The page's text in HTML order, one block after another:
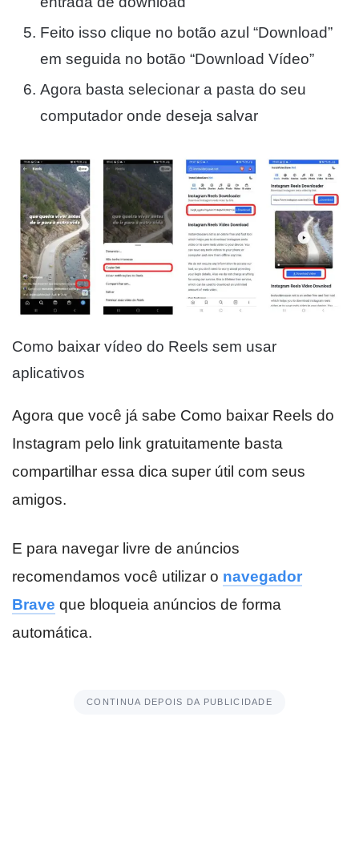
Feito isso clique no botão azul “Download”
em seguida no botão “Download Vídeo”
Agora basta selecionar a pasta do seu
computador onde deseja salvar
Como baixar vídeo do Reels sem usar
aplicativos
Agora que você já sabe Como baixar Reels do
Instagram pelo link gratuitamente basta
compartilhar essa dica super útil com seus
amigos.
E para navegar livre de anúncios
recomendamos você utilizar o navegador
Brave que bloqueia anúncios de forma
automática.
CONTINUA DEPOIS DA PUBLICIDADE